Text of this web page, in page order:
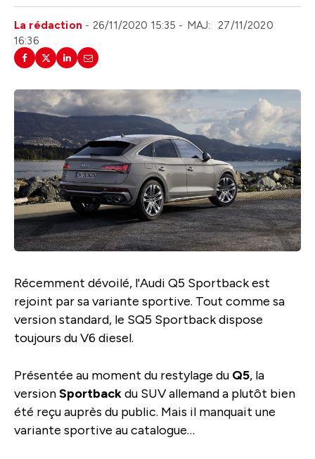
La rédaction 26/11/2020 15:35 MAJ:
27/11/2020
16:36
Récemment dévoilé, l'Audi Q5 Sportback est
rejoint par sa variante sportive. Tout comme sa
version standard, le SQ5 Sportback dispose
toujours du V6 diesel.
Présentée au moment du restylage du Q5, la
versionSportbackdu SUV allemand a plutôt bien
été reçu auprès du public. Mais il manquait une
variante sportive au catalogue…